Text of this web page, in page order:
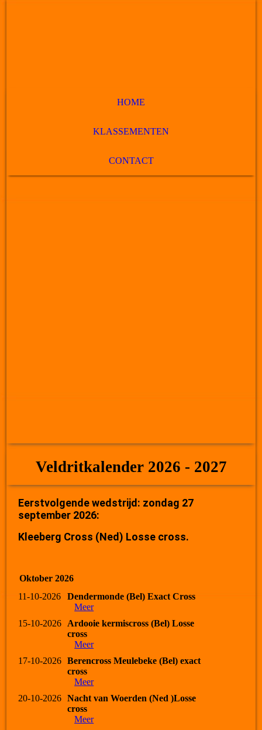
HOME
KLASSEMENTEN
CONTACT
Veldritkalender 2026 - 2027
Eerstvolgende wedstrijd: zondag 27
september 2026:
Kleeberg Cross (Ned) Losse cross.
Oktober 2026
11-10-2026
Dendermonde (Bel) Exact Cross
Meer
15-10-2026
Ardooie kermiscross (Bel) Losse
cross
Meer
17-10-2026
Berencross Meulebeke (Bel) exact
cross
Meer
20-10-2026
Nacht van Woerden (Ned )Losse
cross
Meer